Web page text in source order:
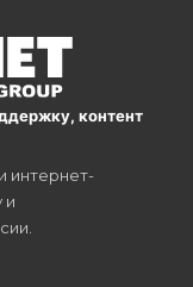
контент
интернет-
и